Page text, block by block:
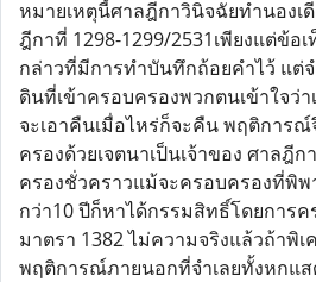
หมายเหตุนี้ศาลฎีกาวินิจฉัยทำนองเ
ฎีกาที่ 1298-1299/2531เพียงแต่ข้อ
กล่าวที่มีการทำบันทึกถ้อยคำไว้ แต่
ดินที่เข้าครอบครองพวกตนเข้าใจว่
จะเอาคืนเมื่อไหร่ก็จะคืน พฤติการ
ครองด้วยเจตนาเป็นเจ้าของ ศาลฎี
ครองชั่วคราวแม้จะครอบครองที่พิ
กว่า10 ปีก็หาได้กรรมสิทธิ์โดยการ
มาตรา 1382 ไม่ความจริงแล้วถ้าพิเ
พฤติการณ์ภายนอกที่จำเลยทั้งหกแส